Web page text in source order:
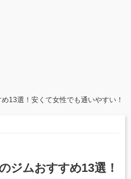
13選！安くて女性でも通いやすい！
ジムおすすめ13選！